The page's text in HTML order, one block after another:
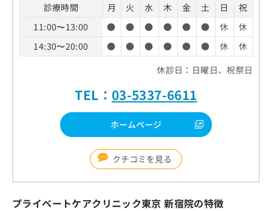
診療時間 月 火 水 木 金 土 日
祝
11:00〜13:00
● ● ● ● ● ● 休
休
14:30〜20:00
● ● ● ● ● ● 休
休
休診日：日曜日、祝祭日
TEL： 03-5337-6611
ホームページ
クチコミを見る
プライベートケアクリニック東京 新宿院の特徴